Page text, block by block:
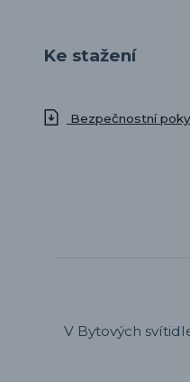
Ke stažení
Bezpečnostní
V Bytových